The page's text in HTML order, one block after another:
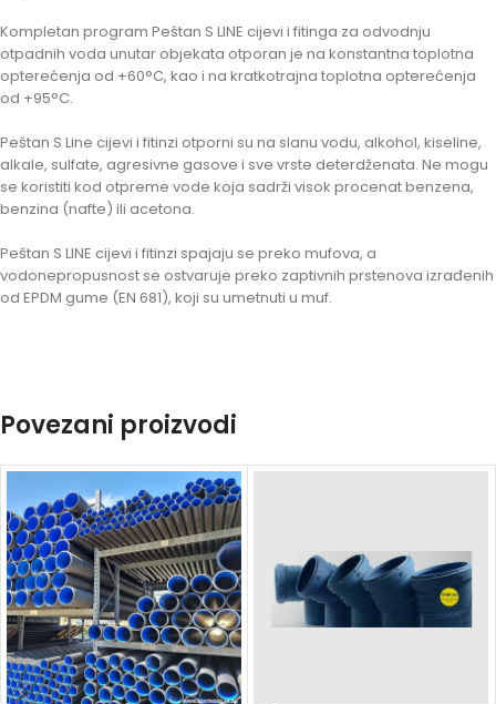
Kompletan program Peštan S LINE cijevi i fitinga za odvodnju
otpadnih voda unutar objekata otporan je na konstantna toplotna
opterećenja od +60°C, kao i na kratkotrajna toplotna opterećenja
od +95°C.
Peštan S Line cijevi i fitinzi otporni su na slanu vodu, alkohol, kiseline,
alkale, sulfate, agresivne gasove i sve vrste deterdženata. Ne mogu
se koristiti kod otpreme vode koja sadrži visok procenat benzena,
benzina (nafte) ili acetona.
Peštan S LINE cijevi i fitinzi spajaju se preko mufova, a
vodonepropusnost se ostvaruje preko zaptivnih prstenova izrađenih
od EPDM gume (EN 681), koji su umetnuti u muf.
Povezani proizvodi